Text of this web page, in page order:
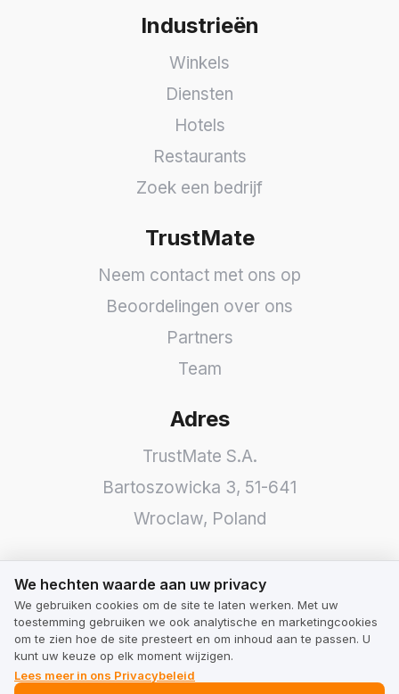
Industrieën
Winkels
Diensten
Hotels
Restaurants
Zoek een bedrijf
TrustMate
Neem contact met ons op
Beoordelingen over ons
Partners
Team
Adres
TrustMate S.A.
Bartoszowicka 3, 51-641
Wroclaw, Poland
We hechten waarde aan uw privacy
We gebruiken cookies om de site te laten werken. Met uw
toestemming gebruiken we ook analytische en marketingcookies
om te zien hoe de site presteert en om inhoud aan te passen. U
kunt uw keuze op elk moment wijzigen.
Lees meer in ons Privacybeleid